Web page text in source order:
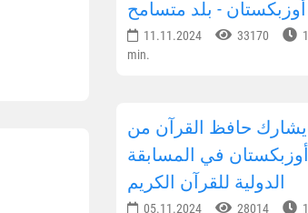
أوزبكستان - بلد متسامح
11.11.2024 33170
1
min.
يشارك حافظ القرآن من
أوزبكستان في المسابقة
الدولية للقرآن الكريم
05.11.2024 28014
1